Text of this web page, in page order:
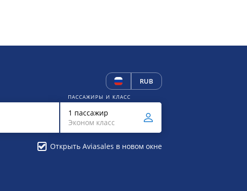
RUB
ПАССАЖИРЫ И КЛАСС
1 пассажир
Эконом класс
Открыть Aviasales в новом окне